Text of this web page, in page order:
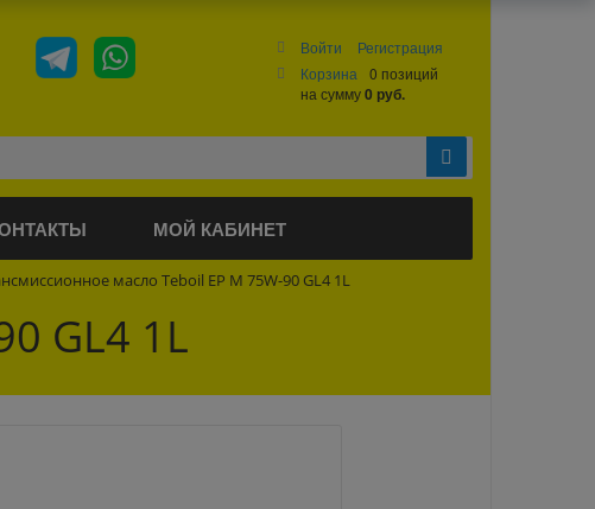
Войти
Регистрация
Корзина
0 позиций
на сумму0 руб.
МОЙ КАБИНЕТ
масло Teboil EP M 75W-90 GL4 1L
GL4 1L